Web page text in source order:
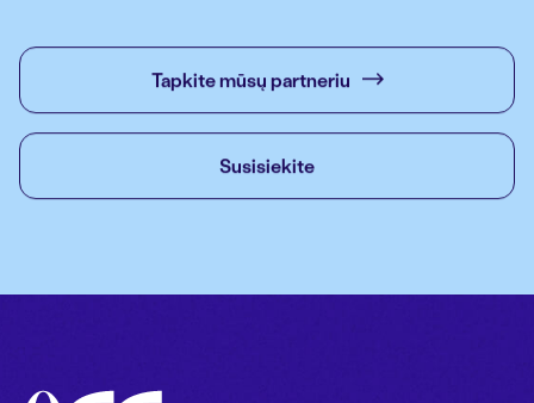
Tapkite mūsų partneriu
Susisiekite